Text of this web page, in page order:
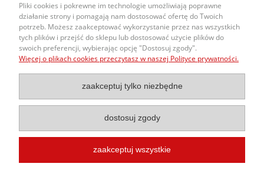
Mini
Mitsubishi
Nissan
Omoda
Opel
Infinity
O nas
Obsługa Zamówień
Informacje
Pliki cookies i pokrewne im technologie umożliwiają poprawne
działanie strony i pomagają nam dostosować ofertę do Twoich
potrzeb. Możesz zaakceptować wykorzystanie przez nas wszystkich
tych plików i przejść do sklepu lub dostosować użycie plików do
swoich preferencji, wybierając opcję "Dostosuj zgody".
Więcej o plikach cookies przeczytasz w naszej Polityce prywatności.
zaakceptuj tylko niezbędne
dostosuj zgody
zaakceptuj wszystkie